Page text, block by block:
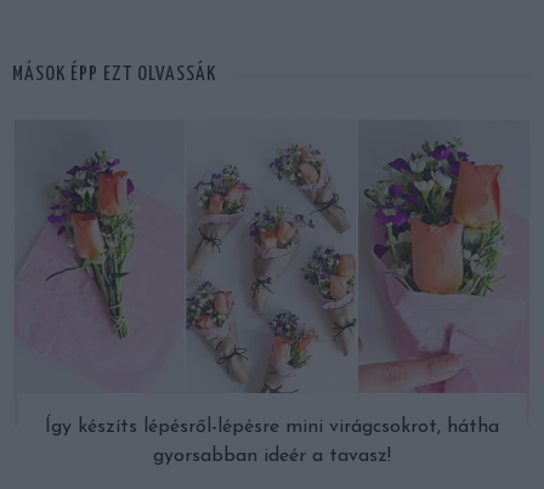
MÁSOK ÉPP EZT OLVASSÁK
Így készíts lépésről-lépésre mini virágcsokrot, hátha
gyorsabban ideér a tavasz!